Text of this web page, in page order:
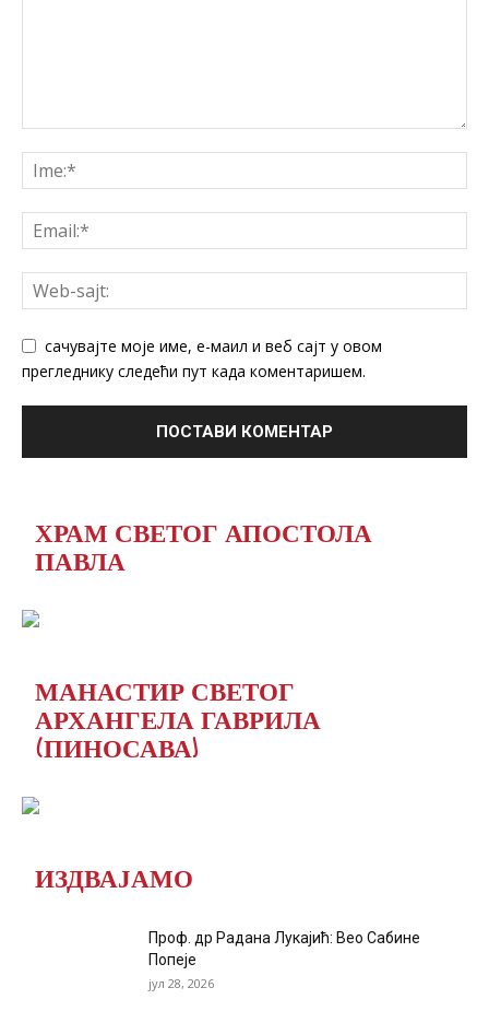
сачувајте моје име, е-маил и веб сајт у овом
прегледнику следећи пут када коментаришем.
ХРАМ СВЕТОГ АПОСТОЛА
ПАВЛА
МАНАСТИР СВЕТОГ
АРХАНГЕЛА ГАВРИЛА
(ПИНОСАВА)
ИЗДВАЈАМО
Проф. др Радана Лукајић: Вео Сабине
Попеје
јул 28, 2026